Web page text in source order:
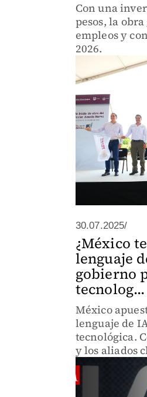
Con una
pesos, la
empleos y
2026.
30.07.2025/
¿México
lenguaje
gobierno
tecnolog...
México
lenguaje de
tecnológica.
y los aliados